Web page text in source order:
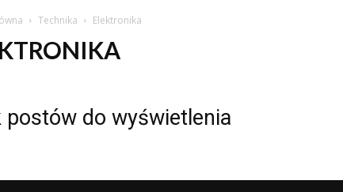
Technika Elektronika
postów do wyświetlenia